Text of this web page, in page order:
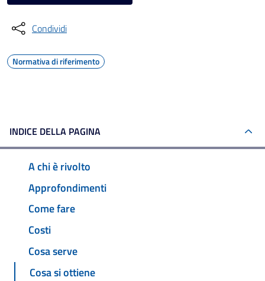
Condividi
Normativa di riferimento
INDICE DELLA PAGINA
A chi è rivolto
Approfondimenti
Come fare
Costi
Cosa serve
Cosa si ottiene